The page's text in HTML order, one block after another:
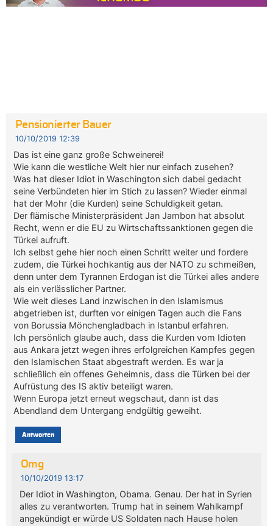
Pensionierter Bauer
10/10/2019 12:39
Das ist eine ganz große Schweinerei!
Wie kann die westliche Welt hier nur einfach zusehen?
Was hat dieser Idiot in Waschington sich dabei gedacht
seine Verbündeten hier im Stich zu lassen? Wieder einmal
hat der Mohr (die Kurden) seine Schuldigkeit getan.
Der flämische Ministerpräsident Jan Jambon hat absolut
Recht, wenn er die EU zu Wirtschaftssanktionen gegen die
Türkei aufruft.
Ich selbst gehe hier noch einen Schritt weiter und fordere
zudem, die Türkei hochkantig aus der NATO zu schmeißen,
denn unter dem Tyrannen Erdogan ist die Türkei alles andere
als ein verlässlicher Partner.
Wie weit dieses Land inzwischen in den Islamismus
abgetrieben ist, durften vor einigen Tagen auch die Fans
von Borussia Mönchengladbach in Istanbul erfahren.
Ich persönlich glaube auch, dass die Kurden vom Idioten
aus Ankara jetzt wegen ihres erfolgreichen Kampfes gegen
den Islamischen Staat abgestraft werden. Es war ja
schließlich ein offenes Geheimnis, dass die Türken bei der
Aufrüstung des IS aktiv beteiligt waren.
Wenn Europa jetzt erneut wegschaut, dann ist das
Abendland dem Untergang endgültig geweiht.
Antworten
Omg
10/10/2019 13:17
Der Idiot in Washington, Obama. Genau. Der hat in Syrien
alles zu verantworten. Trump hat in seinem Wahlkampf
angekündigt er würde US Soldaten nach Hause holen